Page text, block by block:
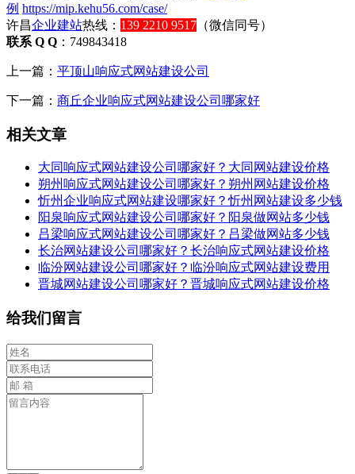
例 https://mip.kehu56.com/case/
许昌企业建站热线： 139 2210 9517 （微信同号）
联系 Q Q ：749843418
上一篇： 平顶山响应式网站建设公司
下一篇： 商丘企业响应式网站建设公司哪家好
相关文章
大同响应式网站建设公司哪家好？大同网站建设价格
朔州响应式网站建设公司哪家好？朔州网站建设价格
忻州企业响应式网站建设哪家好？忻州网站建设多少钱
阳泉响应式网站建设公司哪家好？阳泉做网站多少钱
吕梁响应式网站建设公司哪家好？吕梁做网站多少钱
长治网站建设公司哪家好？长治响应式网站建设价格
临汾网站建设公司哪家好？临汾响应式网站建设费用
晋城网站建设公司哪家好？晋城响应式网站建设价格
给我们留言